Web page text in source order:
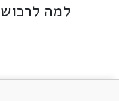
למה לרכוש